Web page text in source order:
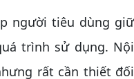
người tiêu dùng giữ
trình sử dụng. Nội
rất cần thiết đối